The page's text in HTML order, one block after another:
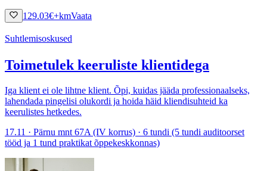
129.03€+kmVaata
Suhtlemisoskused
Toimetulek keeruliste klientidega
Iga klient ei ole lihtne klient. Õpi, kuidas jääda professionaalseks,
lahendada pingelisi olukordi ja hoida häid kliendisuhteid ka
keerulistes hetkedes.
17.11 · Pärnu mnt 67A (IV korrus) · 6 tundi (5 tundi auditoorset
tööd ja 1 tund praktikat õppekeskkonnas)